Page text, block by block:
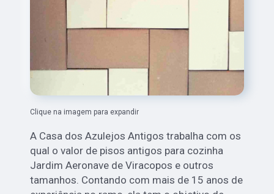
Clique na imagem para expandir
A Casa dos Azulejos Antigos trabalha com os
qual o valor de pisos antigos para cozinha
Jardim Aeronave de Viracopos e outros
tamanhos. Contando com mais de 15 anos de